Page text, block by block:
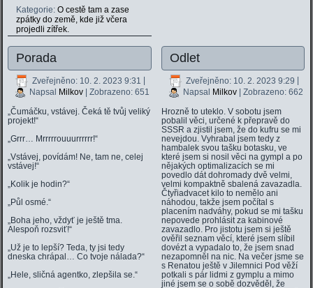
Kategorie:O cestě tam a zase
zpátky do země, kde již včera
projedli zítřek.
Porada
Zveřejněno: 10. 2. 2023 9:31
Napsal Milkov | Zobrazeno: 651
„Čumáčku, vstávej. Čeká tě tvůj veliký
projekt!“
„Grrr… Mrrrrrouuurrrrrr!“
„Vstávej, povídám! Ne, tam ne, celej
vstávej!“
„Kolik je hodin?“
„Půl osmé.“
„Boha jeho, vždyť je ještě tma.
Alespoň rozsviť!“
„Už je to lepší? Teda, ty jsi tedy
dneska chrápal… Co tvoje nálada?“
„Hele, sličná agentko, zlepšila se.“
Odlet
Zveřejněno: 10. 2. 2023 9:29
Napsal Milkov| Zobrazeno: 662
Hrozně to uteklo. V sobotu jsem
pobalil věci, určené k přepravě do
SSSR a zjistil jsem, že do kufru se mi
nevejdou. Vyhrabal jsem tedy z
hambalek svou tašku botasku, ve
které jsem si nosil věci na gympl a po
nějakých optimalizacích se mi
povedlo dát dohromady dvě velmi,
velmi kompaktně sbalená zavazadla.
Čtyřiadvacet kilo to nemělo ani
náhodou, takže jsem počítal s
placením nadváhy, pokud se mi tašku
nepovede prohlásit za kabinové
zavazadlo. Pro jistotu jsem si ještě
ověřil seznam věcí, které jsem slíbil
dovézt a vypadalo to, že jsem snad
nezapomněl na nic. Na večer jsme se
s Renatou ještě v Jilemnici Pod věží
potkali s pár lidmi z gymplu a mimo
jiné jsem se o sobě dozvěděl, že